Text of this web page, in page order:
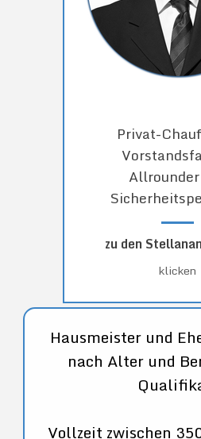
Privat-
zu den
klicken
Hausmeister und
nach Alter und
Vollzeit zwischen